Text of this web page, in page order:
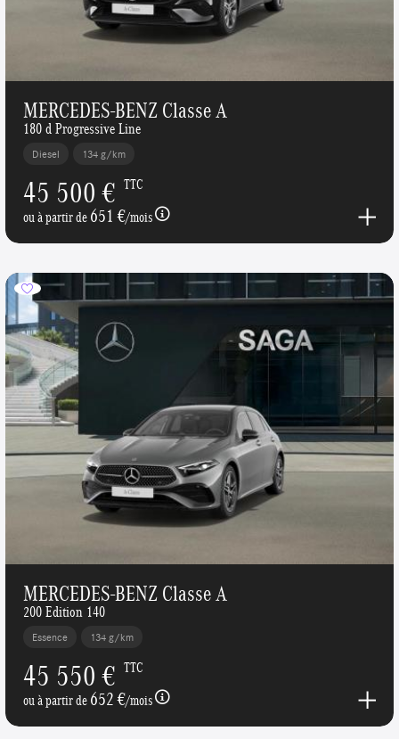
MERCEDES-BENZ Classe A
180 d Progressive Line
Diesel 134 g/km
45 500 € TTC
ou à partir de651 €/mois
MERCEDES-BENZ Classe A
200 Edition 140
Essence 134 g/km
45 550 € TTC
ou à partir de652 €/mois